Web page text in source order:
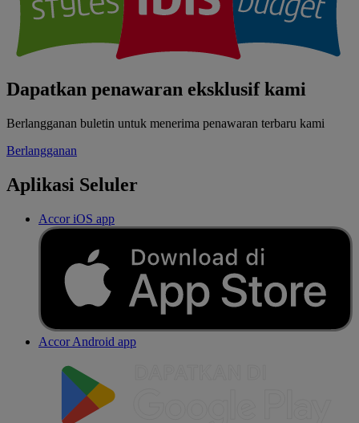
Dapatkan penawaran eksklusif kami
Berlangganan buletin untuk menerima penawaran terbaru kami
Berlangganan
Aplikasi Seluler
Accor iOS app
Accor Android app